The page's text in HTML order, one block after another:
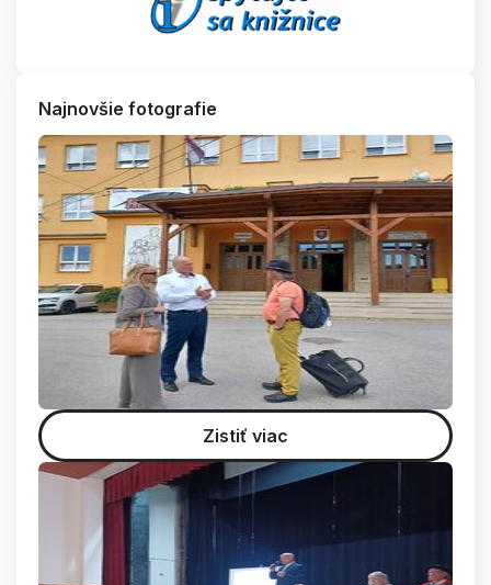
Najnovšie fotografie
Zistiť viac